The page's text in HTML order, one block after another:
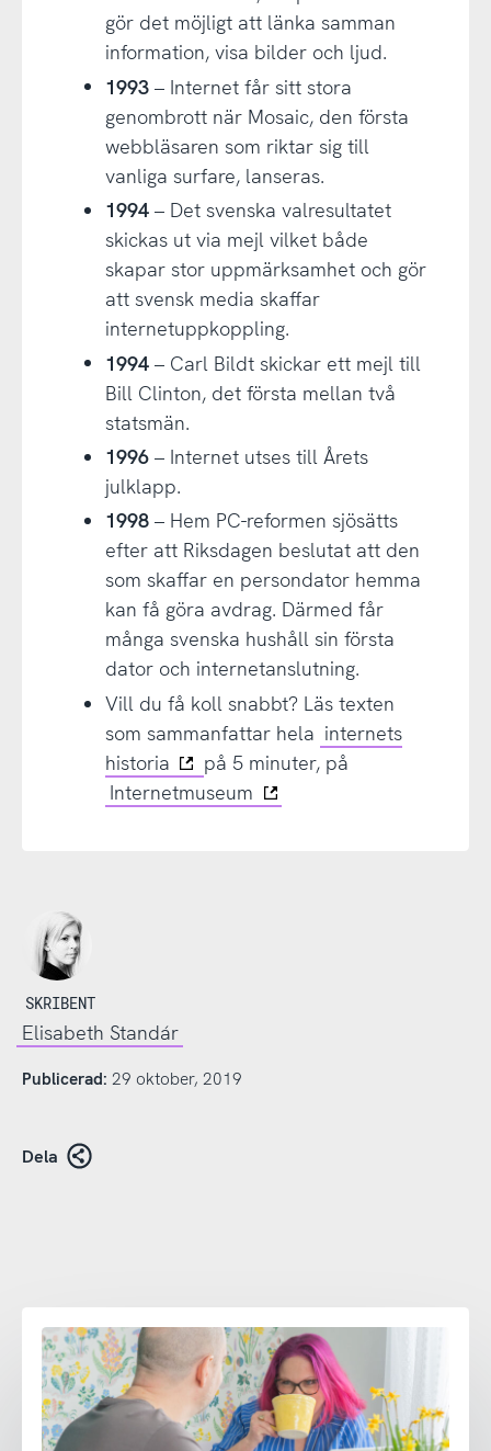
gör det möjligt att länka samman
information, visa bilder och ljud.
1993– Internet får sitt stora
genombrott när Mosaic, den första
webbläsaren som riktar sig till
vanliga surfare, lanseras.
1994– Det svenska valresultatet
skickas ut via mejl vilket både
skapar stor uppmärksamhet och gör
att svensk media skaffar
internetuppkoppling.
1994– Carl Bildt skickar ett mejl till
Bill Clinton, det första mellan två
statsmän.
1996– Internet utses till Årets
julklapp.
1998– Hem PC-reformen sjösätts
efter att Riksdagen beslutat att den
som skaffar en persondator hemma
kan få göra avdrag. Därmed får
många svenska hushåll sin första
dator och internetanslutning.
Vill du få koll snabbt? Läs texten
som sammanfattar hela internets
historia
på 5 minuter, på
Internetmuseum
SKRIBENT
Elisabeth Standár
Publicerad: 29 oktober, 2019
Dela